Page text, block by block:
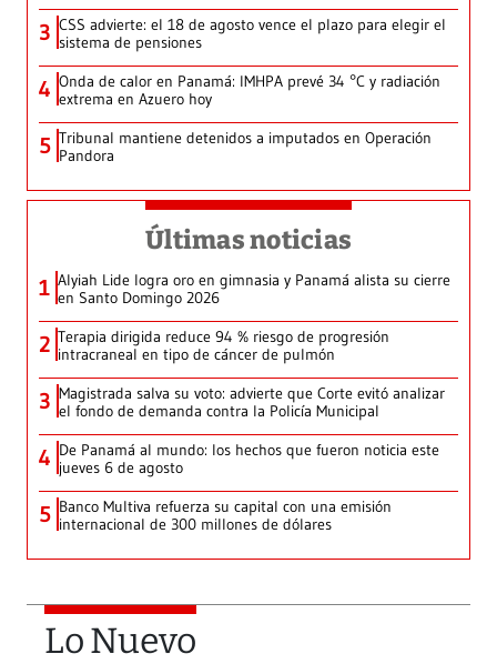
3 CSS advierte: el 18 de agosto vence el plazo para elegir el
sistema de pensiones
4 Onda de calor en Panamá: IMHPA prevé 34 °C y radiación
extrema en Azuero hoy
5 Tribunal mantiene detenidos a imputados en Operación
Pandora
Últimas noticias
1 Alyiah Lide logra oro en gimnasia y Panamá alista su cierre
en Santo Domingo 2026
2 Terapia dirigida reduce 94 % riesgo de progresión
intracraneal en tipo de cáncer de pulmón
3 Magistrada salva su voto: advierte que Corte evitó analizar
el fondo de demanda contra la Policía Municipal
4 De Panamá al mundo: los hechos que fueron noticia este
jueves 6 de agosto
5 Banco Multiva refuerza su capital con una emisión
internacional de 300 millones de dólares
Lo Nuevo